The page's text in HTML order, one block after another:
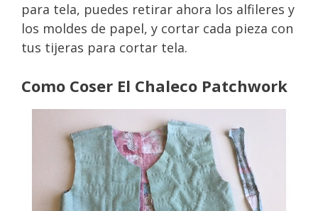
para tela, puedes retirar ahora los alfileres y
los moldes de papel, y cortar cada pieza con
tus tijeras para cortar tela.
Como Coser El Chaleco Patchwork